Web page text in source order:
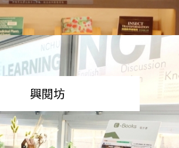
興閱坊